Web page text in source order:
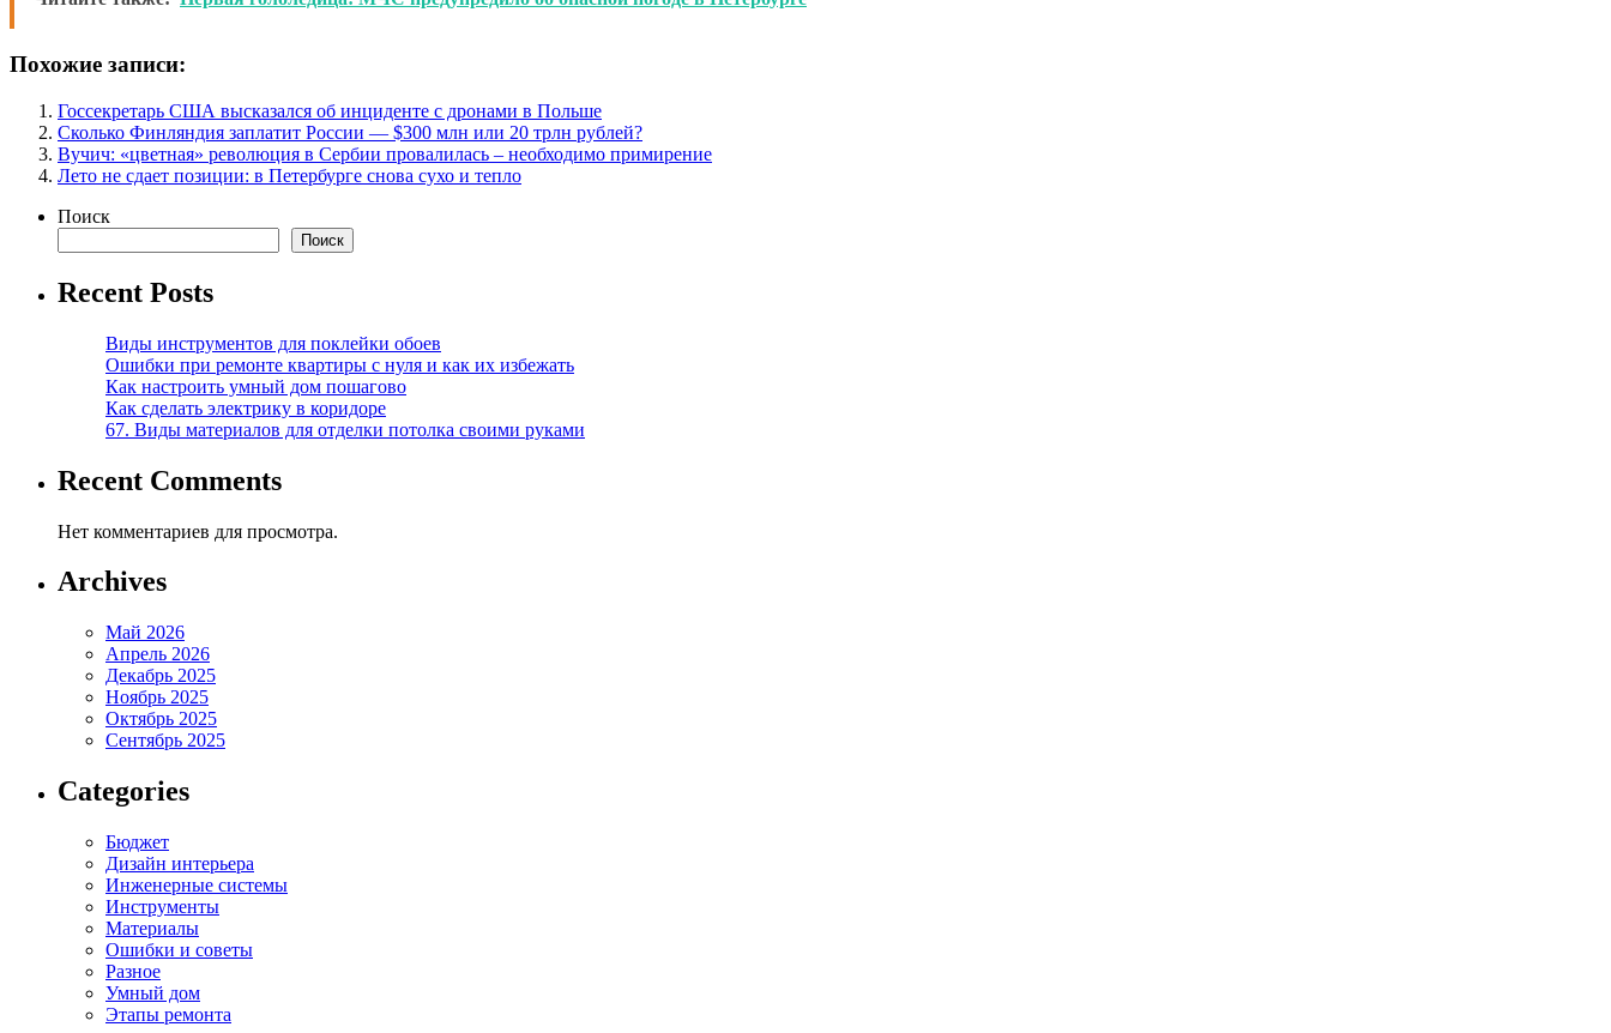
Похожие записи:
Госсекретарь США высказался об инциденте с дронами в Польше
Сколько Финляндия заплатит России — $300 млн или 20 трлн рублей?
Вучич: «цветная» революция в Сербии провалилась – необходимо примирение
Лето не сдает позиции: в Петербурге снова сухо и тепло
Поиск
Поиск
Recent Posts
Виды инструментов для поклейки обоев
Ошибки при ремонте квартиры с нуля и как их избежать
Как настроить умный дом пошагово
Как сделать электрику в коридоре
67. Виды материалов для отделки потолка своими руками
Recent Comments
Нет комментариев для просмотра.
Archives
Май 2026
Апрель 2026
Декабрь 2025
Ноябрь 2025
Октябрь 2025
Сентябрь 2025
Categories
Бюджет
Дизайн интерьера
Инженерные системы
Инструменты
Материалы
Ошибки и советы
Разное
Умный дом
Этапы ремонта